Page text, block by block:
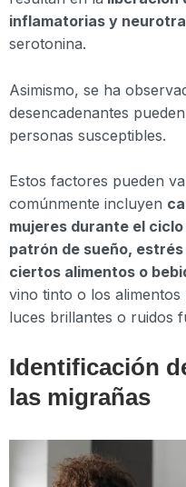
inflamatorias y
serotonina.
Asimismo, se ha
desencadenantes
personas susceptibles.
Estos factores pueden
comúnmente incluyen
mujeres durante el
patrón de sueño,
ciertos alimentos o
vino tinto o los
luces brillantes o ruidos
Identificación
las migrañas